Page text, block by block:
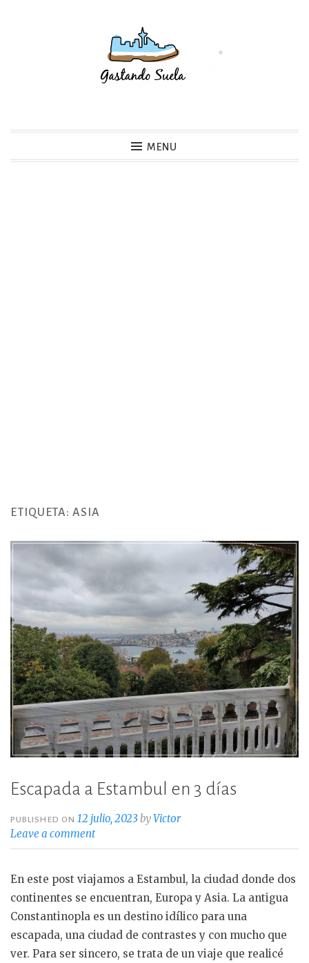
MENU
ETIQUETA:ASIA
Escapada a Estambul en 3 días
PUBLISHED ON 12 julio, 2023 byVictor
Leave a comment
En este post viajamos a Estambul, la ciudad donde dos
continentes se encuentran, Europa y Asia. La antigua
Constantinopla es un destino idílico para una
escapada, una ciudad de contrastes y con mucho que
ver. Para ser sincero, se trata de un viaje que realicé